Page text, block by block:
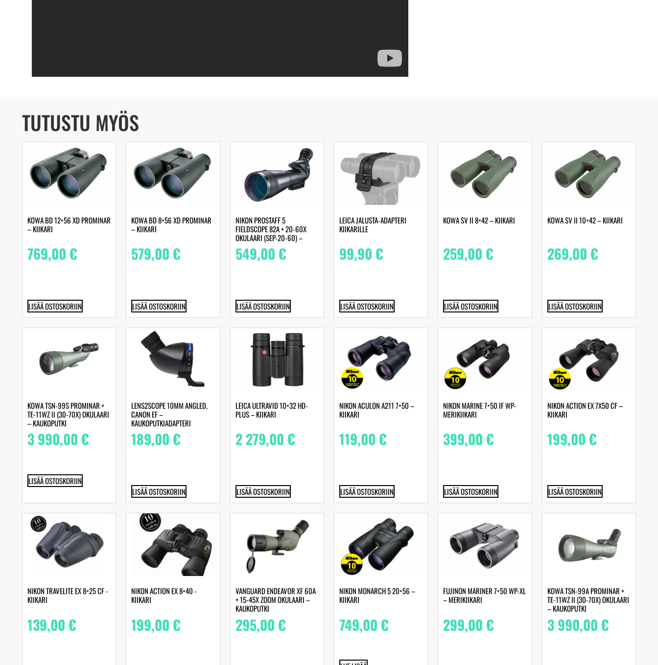
TUTUSTU MYÖS
KOWA BD 12×56 XD PROMINAR
– KIIKARI
769,00€
LISÄÄ OSTOSKORIIN
KOWA BD 8×56 XD PROMINAR
– KIIKARI
579,00€
LISÄÄ OSTOSKORIIN
NIKON PROSTAFF 5
FIELDSCOPE 82A + 20-60X
OKULAARI (SEP-20-60) –
KAUKOPUTKI
549,00€
LISÄÄ OSTOSKORIIN
LEICA JALUSTA-ADAPTERI
KIIKARILLE
99,90€
LISÄÄ OSTOSKORIIN
KOWA SV II 8×42 – KIIKARI
259,00€
LISÄÄ OSTOSKORIIN
KOWA SV II 10×42 – KIIKARI
269,00€
LISÄÄ OSTOSKORIIN
KOWA TSN-99S PROMINAR +
TE-11WZ II (30-70X) OKULAARI
– KAUKOPUTKI
3 990,00€
LISÄÄ OSTOSKORIIN
LENS2SCOPE 10MM ANGLED,
CANON EF –
KAUKOPUTKIADAPTERI
189,00€
LISÄÄ OSTOSKORIIN
LEICA ULTRAVID 10×32 HD-
PLUS – KIIKARI
2 279,00€
LISÄÄ OSTOSKORIIN
NIKON ACULON A211 7×50 –
KIIKARI
119,00€
LISÄÄ OSTOSKORIIN
NIKON MARINE 7×50 IF WP-
MERIKIIKARI
399,00€
LISÄÄ OSTOSKORIIN
NIKON ACTION EX 7X50 CF –
KIIKARI
199,00€
LISÄÄ OSTOSKORIIN
NIKON TRAVELITE EX 8×25 CF -
KIIKARI
139,00€
NIKON ACTION EX 8×40 -
KIIKARI
199,00€
VANGUARD ENDEAVOR XF 60A
+ 15-45X ZOOM OKULAARI –
KAUKOPUTKI
295,00€
NIKON MONARCH 5 20×56 –
KIIKARI
749,00€
FUJINON MARINER 7×50 WP-XL
– MERIKIIKARI
299,00€
KOWA TSN-99A PROMINAR +
TE-11WZ II (30-70X) OKULAARI
– KAUKOPUTKI
3 990,00€